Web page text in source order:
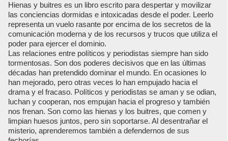
Hienas y buitres es un libro escrito para despertar y movilizar
las conciencias dormidas e intoxicadas desde el poder. Leerlo
representa un vuelo rasante por encima de los secretos de la
comunicación moderna y de los recursos y trucos que utiliza el
poder para ejercer el dominio.
Las relaciones entre políticos y periodistas siempre han sido
tormentosas. Son dos poderes decisivos que en las últimas
décadas han pretendido dominar el mundo. En ocasiones lo
han mejorado, pero otras veces lo han empujado hacia el
drama y el fracaso. Políticos y periodistas se aman y se odian,
luchan y cooperan, nos empujan hacia el progreso y también
nos frenan. Son como las hienas y los buitres, que comen y
limpian huesos juntos, pero sin soportarse. Al desentrañar el
misterio, aprenderemos también a defendernos de sus